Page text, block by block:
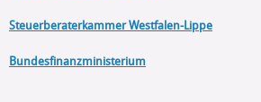
Steuerberaterkammer Westfalen-Lippe
Bundesfinanzministerium